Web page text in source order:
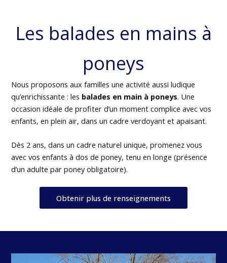
Les balades en mains à
poneys
Nous proposons aux familles une activité aussi ludique
qu’enrichissante : les balades en main à poneys. Une
occasion idéale de profiter d’un moment complice avec vos
enfants, en plein air, dans un cadre verdoyant et apaisant.
Dès 2 ans, dans un cadre naturel unique, promenez vous
avec vos enfants à dos de poney, tenu en longe (présence
d’un adulte par poney obligatoire).
Obtenir plus de renseignements